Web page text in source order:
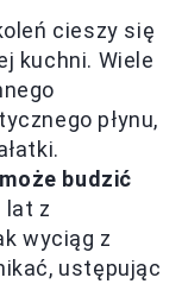
cieszy się
kuchni. Wiele
płynu,
budzić
lat z
wyciąg z
ustępując